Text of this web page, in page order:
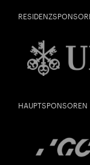
HAUPTSPONSOREN